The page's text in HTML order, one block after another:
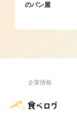
のパン屋
企業情報